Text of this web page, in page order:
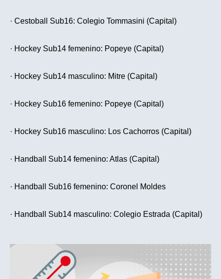
· Cestoball Sub16: Colegio Tommasini (Capital)
· Hockey Sub14 femenino: Popeye (Capital)
· Hockey Sub14 masculino: Mitre (Capital)
· Hockey Sub16 femenino: Popeye (Capital)
· Hockey Sub16 masculino: Los Cachorros (Capital)
· Handball Sub14 femenino: Atlas (Capital)
· Handball Sub16 femenino: Coronel Moldes
· Handball Sub14 masculino: Colegio Estrada (Capital)